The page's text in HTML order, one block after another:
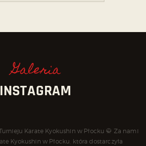
Galeria
INSTAGRAM